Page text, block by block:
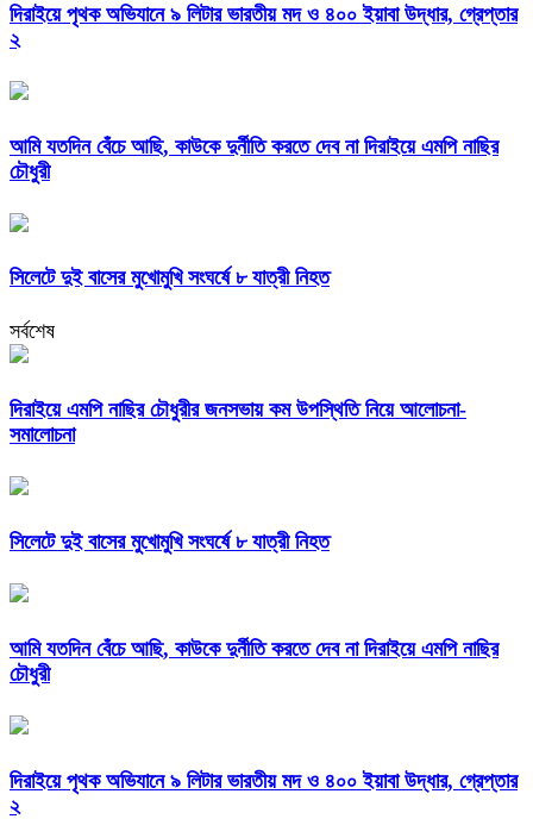
দিরাইয়ে পৃথক অভিযানে ৯ লিটার ভারতীয় মদ ও ৪০০ ইয়াবা উদ্ধার, গ্রেপ্তার
২
আমি যতদিন বেঁচে আছি, কাউকে দুর্নীতি করতে দেব না দিরাইয়ে এমপি নাছির
চৌধুরী
সিলেটে দুই বাসের মুখোমুখি সংঘর্ষে ৮ যাত্রী নিহত
সর্বশেষ
দিরাইয়ে এমপি নাছির চৌধুরীর জনসভায় কম উপস্থিতি নিয়ে আলোচনা-
সমালোচনা
সিলেটে দুই বাসের মুখোমুখি সংঘর্ষে ৮ যাত্রী নিহত
আমি যতদিন বেঁচে আছি, কাউকে দুর্নীতি করতে দেব না দিরাইয়ে এমপি নাছির
চৌধুরী
দিরাইয়ে পৃথক অভিযানে ৯ লিটার ভারতীয় মদ ও ৪০০ ইয়াবা উদ্ধার, গ্রেপ্তার
২